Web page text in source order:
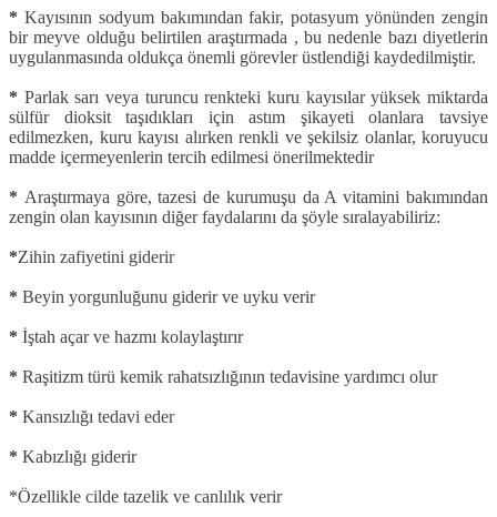
* Kayısının sodyum bakımından fakir, potasyum yönünden zengin
bir meyve olduğu belirtilen araştırmada , bu nedenle bazı diyetlerin
uygulanmasında oldukça önemli görevler üstlendiği kaydedilmiştir.
* Parlak sarı veya turuncu renkteki kuru kayısılar yüksek miktarda
sülfür dioksit taşıdıkları için astım şikayeti olanlara tavsiye
edilmezken, kuru kayısı alırken renkli ve şekilsiz olanlar, koruyucu
madde içermeyenlerin tercih edilmesi önerilmektedir
* Araştırmaya göre, tazesi de kurumuşu da A vitamini bakımından
zengin olan kayısının diğer faydalarını da şöyle sıralayabiliriz:
*Zihin zafiyetini giderir
* Beyin yorgunluğunu giderir ve uyku verir
* İştah açar ve hazmı kolaylaştırır
* Raşitizm türü kemik rahatsızlığının tedavisine yardımcı olur
* Kansızlığı tedavi eder
* Kabızlığı giderir
*Özellikle cilde tazelik ve canlılık verir